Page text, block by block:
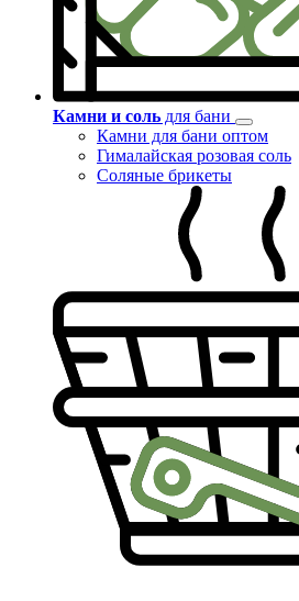
Камни и соль для бани
Камни для бани оптом
Гималайская розовая соль
Соляные брикеты